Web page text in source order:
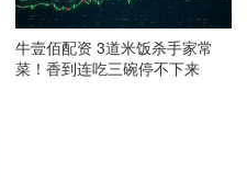
牛壹佰配资 3道米饭杀手家常
菜！香到连吃三碗停不下来